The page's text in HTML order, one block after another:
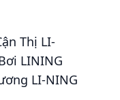
Thị LI-
LINING
LI-NING